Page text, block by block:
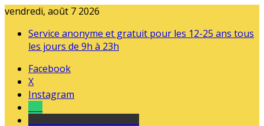
vendredi, août 7 2026
Service anonyme et gratuit pour les 12-25 ans tous
les jours de 9h à 23h
Facebook
X
Instagram